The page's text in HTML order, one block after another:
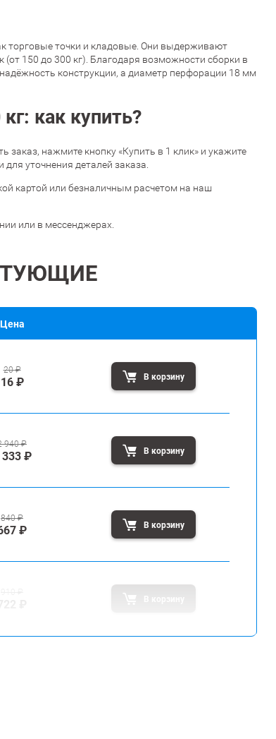
торговые точки и кладовые. Они выдерживают
150 до 300 кг). Благодаря возможности сборки в
конструкции, а диаметр перфорации 18 мм
как купить?
заказ, нажмите кнопку «Купить в 1 клик» и укажите
уточнения деталей заказа.
картой или безналичным расчетом на наш
или в мессенджерах.
Цена
16₽
20₽
В корзину
₽
940₽
В корзину
₽
840₽
В корзину
В корзину